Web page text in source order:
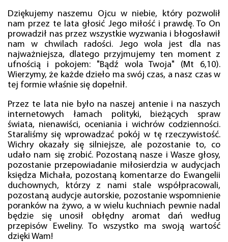
Dziękujemy naszemu Ojcu w niebie, który pozwolił
nam przez te lata głosić Jego miłość i prawdę. To On
prowadził nas przez wszystkie wyzwania i błogosławił
nam w chwilach radości. Jego wola jest dla nas
najważniejsza, dlatego przyjmujemy ten moment z
ufnością i pokojem: "Bądź wola Twoja" (Mt 6,10).
Wierzymy, że każde dzieło ma swój czas, a nasz czas w
tej formie właśnie się dopełnił.
Przez te lata nie było na naszej antenie i na naszych
internetowych łamach polityki, bieżących spraw
świata, nienawiści, oceniania i wichrów codzienności.
Staraliśmy się wprowadzać pokój w tę rzeczywistość.
Wichry okazały się silniejsze, ale pozostanie to, co
udało nam się zrobić. Pozostaną nasze i Wasze głosy,
pozostanie przepowiadanie miłosierdzia w audycjach
księdza Michała, pozostaną komentarze do Ewangelii
duchownych, którzy z nami stale współpracowali,
pozostaną audycje autorskie, pozostanie wspomnienie
poranków na żywo, a w wielu kuchniach pewnie nadal
będzie się unosił obłędny aromat dań według
przepisów Eweliny. To wszystko ma swoją wartość
dzięki Wam!